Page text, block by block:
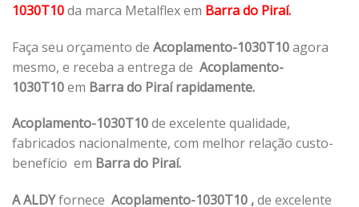
1030T10da marca Metalflex em Barra do Piraí.
Faça seu orçamento de Acoplamento-1030T10agora
mesmo, e receba a entrega de Acoplamento-
1030T10em Barra do Piraí rapidamente.
Acoplamento-1030T10de excelente qualidade,
fabricados nacionalmente, com melhor relação custo-
benefício em Barra do Piraí.
A ALDYfornece Acoplamento-1030T10 ,de excelente